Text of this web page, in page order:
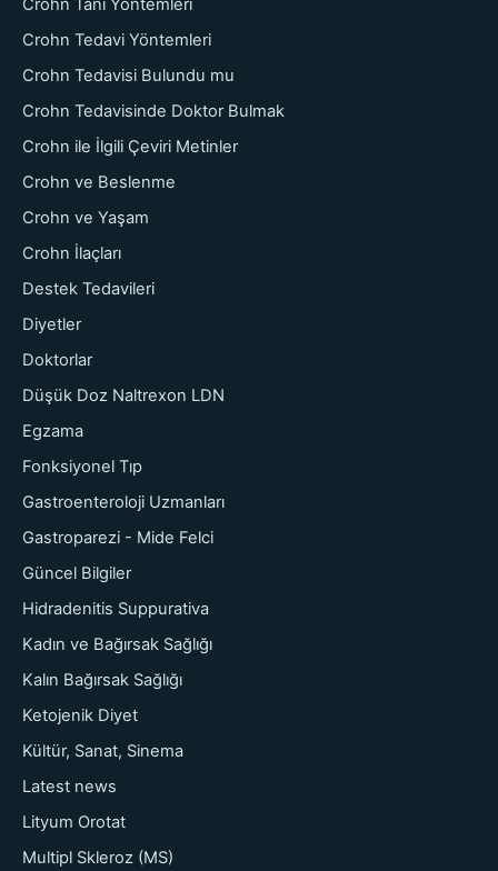
Crohn Tanı Yöntemleri
Crohn Tedavi Yöntemleri
Crohn Tedavisi Bulundu mu
Crohn Tedavisinde Doktor Bulmak
Crohn ile İlgili Çeviri Metinler
Crohn ve Beslenme
Crohn ve Yaşam
Crohn İlaçları
Destek Tedavileri
Diyetler
Doktorlar
Düşük Doz Naltrexon LDN
Egzama
Fonksiyonel Tıp
Gastroenteroloji Uzmanları
Gastroparezi - Mide Felci
Güncel Bilgiler
Hidradenitis Suppurativa
Kadın ve Bağırsak Sağlığı
Kalın Bağırsak Sağlığı
Ketojenik Diyet
Kültür, Sanat, Sinema
Latest news
Lityum Orotat
Multipl Skleroz (MS)